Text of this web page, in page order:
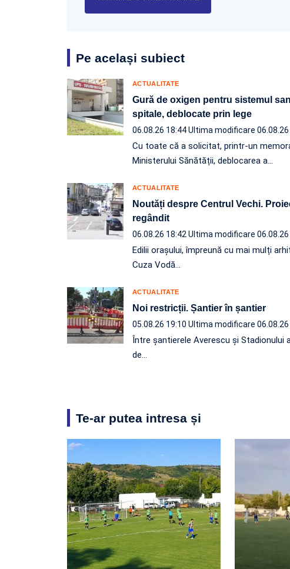
Pe același subiect
ACTUALITATE
Gură de oxigen pentru sistemul
spitale, deblocate prin lege
06.08.26 18:44Ultima modificare 06.08.26
Cu toate că a solicitat, printr-un
Ministerului Sănătății, deblocarea a…
ACTUALITATE
Noutăți despre Centrul Vechi.
regândit
06.08.26 18:42 Ultima modificare 06.08.26
Edilii orașului, împreună cu mai mulți
Cuza Vodă…
ACTUALITATE
Noi restricții. Șantier în șantier
05.08.26 19:10 Ultima modificare 06.08.26
Între șantierele Averescu și Stadionului
de…
Te-ar putea intresa și